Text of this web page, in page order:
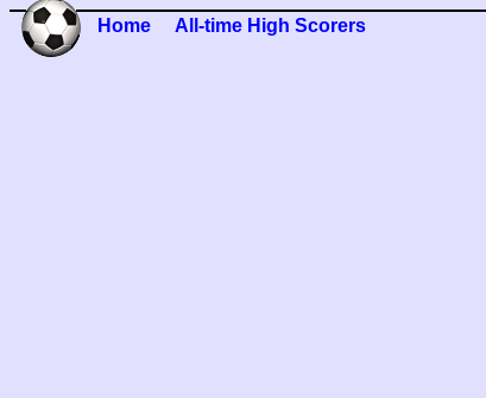
Home All-time High Scorers